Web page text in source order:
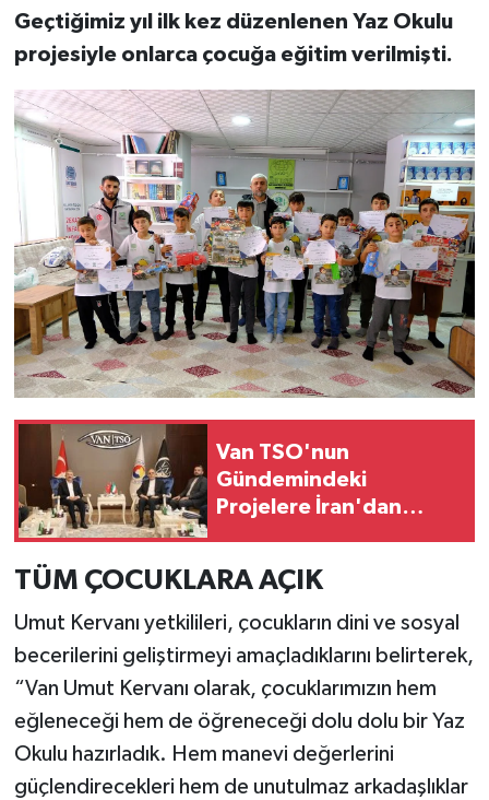
Geçtiğimiz yıl ilk kez düzenlenen Yaz Okulu
projesiyle onlarca çocuğa eğitim verilmişti.
Van TSO'nun
Gündemindeki
Projelere İran'dan
TÜM ÇOCUKLARA AÇIK
Umut Kervanı yetkilileri, çocukların dini ve sosyal
becerilerini geliştirmeyi amaçladıklarını belirterek,
“Van Umut Kervanı olarak, çocuklarımızın hem
eğleneceği hem de öğreneceği dolu dolu bir Yaz
Okulu hazırladık. Hem manevi değerlerini
güçlendirecekleri hem de unutulmaz arkadaşlıklar